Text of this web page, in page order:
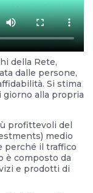
della Rete,
dalle persone,
Si stima
giorno alla propria
profittevoli del
medio
perché il traffico
è composto da
e prodotti di